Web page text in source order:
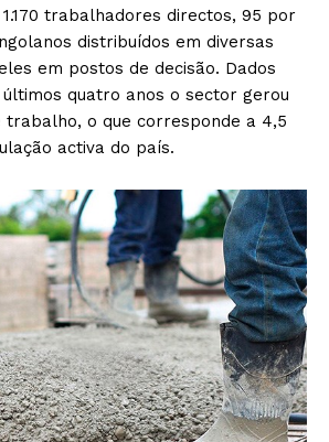
trabalhadores directos, 95 por
distribuídos em diversas
em postos de decisão. Dados
quatro anos o sector gerou
trabalho, o que corresponde a 4,5
activa do país.